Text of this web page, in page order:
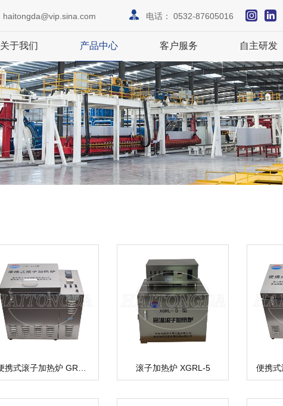
haitongda@vip.sina.com 电话： 0532-87605016
关于我们 产品中心 客户服务 自主研发
便携式滚子加热炉 GRL-BX3 滚子加热炉 XGRL-5